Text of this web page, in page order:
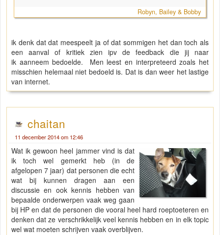
Robyn, Bailey & Bobby
ik denk dat dat meespeelt ja of dat sommigen het dan toch als
een aanval of kritiek zien ipv de feedback die jij naar
ik aanneem bedoelde. Men leest en interpreteerd zoals het
misschien helemaal niet bedoeld is. Dat is dan weer het lastige
van internet.
chaitan
11 december 2014 om 12:46
Wat ik gewoon heel jammer vind is dat
ik toch wel gemerkt heb (in de
afgelopen 7 jaar) dat personen die echt
wat bij kunnen dragen aan een
discussie en ook kennis hebben van
bepaalde onderwerpen vaak weg gaan
bij HP en dat de personen die vooral heel hard roeptoeteren en
denken dat ze verschrikkelijk veel kennis hebben en in elk topic
wel wat moeten schrijven vaak overblijven.